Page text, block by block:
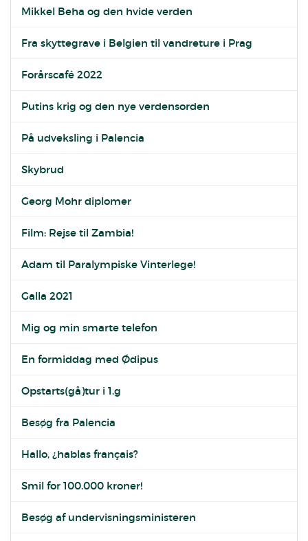
Mikkel Beha og den hvide verden
Fra skyttegrave i Belgien til vandreture i Prag
Forårscafé 2022
Putins krig og den nye verdensorden
På udveksling i Palencia
Skybrud
Georg Mohr diplomer
Film: Rejse til Zambia!
Adam til Paralympiske Vinterlege!
Galla 2021
Mig og min smarte telefon
En formiddag med Ødipus
Opstarts(gå)tur i 1.g
Besøg fra Palencia
Hallo, ¿hablas français?
Smil for 100.000 kroner!
Besøg af undervisningsministeren